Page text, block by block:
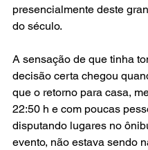
presencialmente deste
do século.
A sensação de que tinha
decisão certa chegou
que o retorno para casa,
22:50 h e com poucas
disputando lugares no
evento, não estava sendo